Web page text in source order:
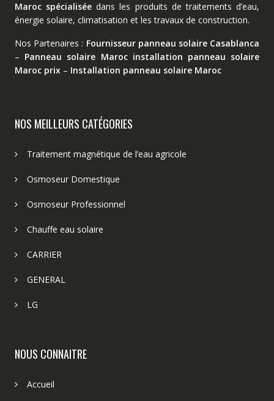
Maroc spécialiséedans les produits de traitements d’eau,
énergie solaire, climatisation et les travaux de construction.
Nos Partenaires : Fournisseur panneau solaire Casablanca
– Panneau solaire Maroc installation panneau solaire
Maroc prix– Installation panneau solaire Maroc
NOS MEILLEURS CATÉGORIES
Traitement magnétique de l’eau agricole
Osmoseur Domestique
Osmoseur Professionnel
Chauffe eau solaire
CARRIER
GENERAL
LG
NOUS CONNAITRE
Accueil